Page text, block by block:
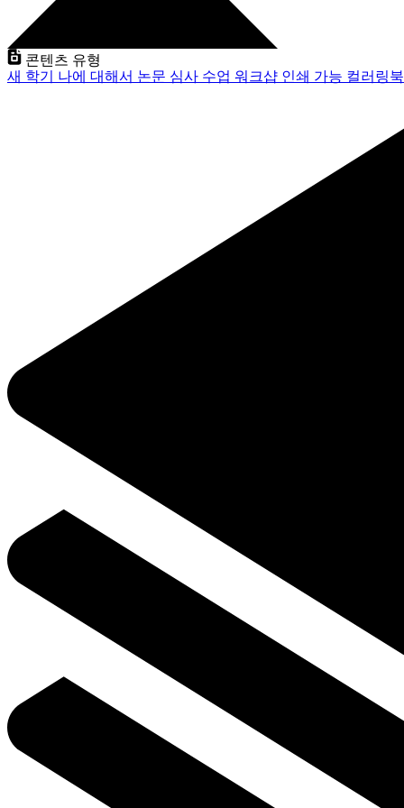
콘텐츠 유형
새 학기 나에 대해서 논문 심사 수업 워크샵 인쇄 가능 컬러링북